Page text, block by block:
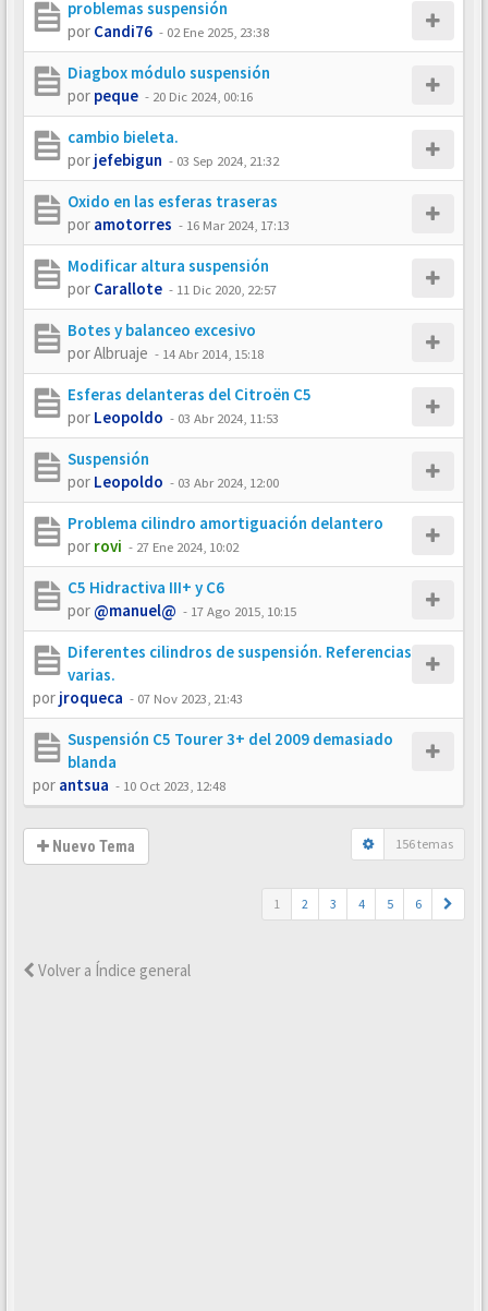
problemas suspensión
por Candi76 - 02 Ene 2025, 23:38
Diagbox módulo suspensión
por peque - 20 Dic 2024, 00:16
cambio bieleta.
por jefebigun - 03 Sep 2024, 21:32
Oxido en las esferas traseras
por amotorres - 16 Mar 2024, 17:13
Modificar altura suspensión
por Carallote - 11 Dic 2020, 22:57
Botes y balanceo excesivo
porAlbruaje - 14 Abr 2014, 15:18
Esferas delanteras del Citroën C5
por Leopoldo - 03 Abr 2024, 11:53
Suspensión
por Leopoldo - 03 Abr 2024, 12:00
Problema cilindro amortiguación delantero
por rovi - 27 Ene 2024, 10:02
C5 Hidractiva III+ y C6
por @manuel@ - 17 Ago 2015, 10:15
Diferentes cilindros de suspensión. Referencias
varias.
por jroqueca - 07 Nov 2023, 21:43
Suspensión C5 Tourer 3+ del 2009 demasiado
blanda
por antsua - 10 Oct 2023, 12:48
Nuevo Tema 156 temas
1 2 3 4 5 6
Volver a Índice general